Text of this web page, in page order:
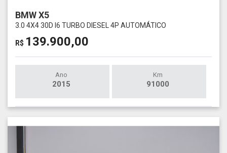
BMW X5
3.0 4X4 30D I6 TURBO DIESEL 4P AUTOMÁTICO
R$ 139.900,00
Ano
2015
Km
91000